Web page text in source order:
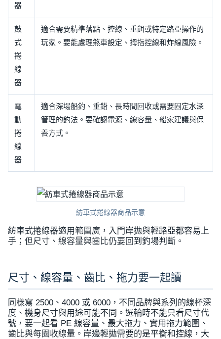
器
鼓
式
捲
線
器
適合需要精準落點、控線、重餌或特定路亞操作的
玩家。要能處理煞車設定、拇指控線和炸線風險。
電
動
捲
線
器
適合深場船釣、重鉛、長時間回收或需要固定水深
管理的釣法。要確認電源、線容量、船家建議與保
養方式。
紡車式捲線器商品示意
紡車式捲線器適用範圍廣，入門岸拋與輕路亞都容易上
手；但尺寸、線容量與齒比仍要回到釣場判斷。
尺寸、線容量、齒比、拖力要一起讀
同樣寫 2500、4000 或 6000，不同品牌與系列的線杯深
度、機身尺寸與用途可能不同。選輪時不能只看尺寸代
號，要一起看 PE 線容量、最大拖力、實用拖力範圍、
齒比與每圈收線量。岸邊輕拋需要的是平衡和控線，大